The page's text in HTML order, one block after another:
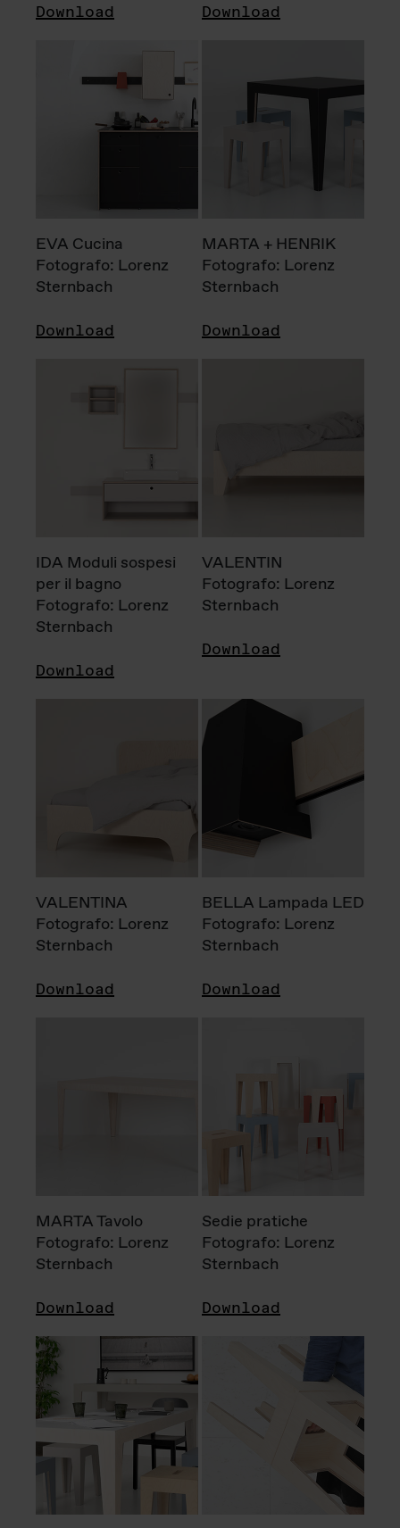
Download Download
EVA Cucina
Fotografo: Lorenz
Sternbach
Download
MARTA + HENRIK
Fotografo: Lorenz
Sternbach
Download
IDA Moduli sospesi
per il bagno
Fotografo: Lorenz
Sternbach
Download
VALENTIN
Fotografo: Lorenz
Sternbach
Download
VALENTINA
Fotografo: Lorenz
Sternbach
Download
BELLA Lampada LED
Fotografo: Lorenz
Sternbach
Download
MARTA Tavolo
Fotografo: Lorenz
Sternbach
Download
Sedie pratiche
Fotografo: Lorenz
Sternbach
Download